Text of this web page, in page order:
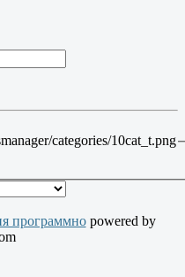
программноpowered by